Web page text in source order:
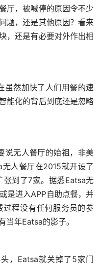
厅，被喊停的原因令不少
题，还是其他原因？看来
，还是有必要对外作出相
能化的背后到底还是忽略
人餐厅在2015就开设了
张到了7家。据悉Eatsa无
是进入APP自助点餐，并
程没有任何服务员的参
当年Eatsa的影子。